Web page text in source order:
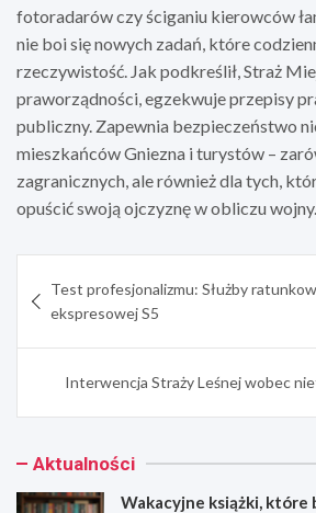
fotoradarów czy ściganiu kierowców
nie boi się nowych zadań, które
rzeczywistość. Jak podkreślił, Straż
praworządności, egzekwuje przepisy
publiczny. Zapewnia bezpieczeństwo
mieszkańców Gniezna i turystów –
zagranicznych, ale również dla tych,
opuścić swoją ojczyznę w obliczu wojny.
wpisu
Test profesjonalizmu: Służby
ekspresowej S5
Interwencja Straży Leśnej wobec
Aktualności
Wakacyjne książki, które